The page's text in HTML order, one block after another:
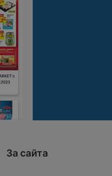
За сайта